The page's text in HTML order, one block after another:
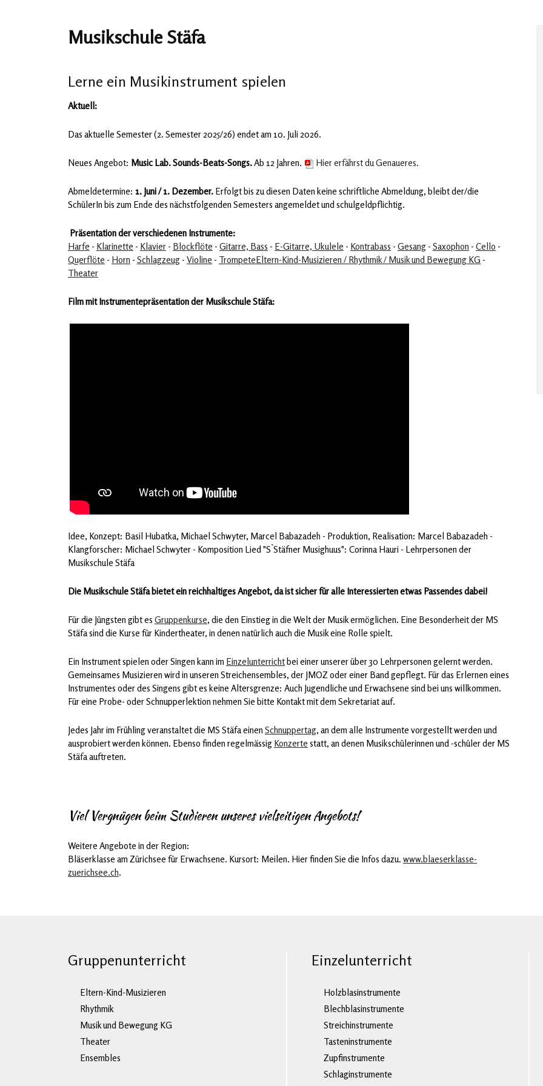
Musikschule Stäfa
Lerne ein Musikinstrument spielen
Aktuell:
Das aktuelle Semester (2. Semester 2025/26) endet am 10. Juli 2026.
Neues Angebot: Music Lab. Sounds-Beats-Songs.Ab 12 Jahren. Hier erfährst du Genaueres.
Abmeldetermine: 1. Juni / 1. Dezember. Erfolgt bis zu diesen Daten keine schriftliche Abmeldung, bleibt der/die
SchülerIn bis zum Ende des nächstfolgenden Semesters angemeldet und schulgeldpflichtig.
Präsentation der verschiedenen Instrumente:
Harfe - Klarinette - Klavier - Blockflöte - Gitarre, Bass - E-Gitarre, Ukulele - Kontrabass - Gesang - Saxophon - Cello -
Querflöte - Horn - Schlagzeug - Violine - TrompeteEltern-Kind-Musizieren / Rhythmik / Musik und Bewegung KG -
Theater
Film mit Instrumentepräsentation der Musikschule Stäfa:
Idee, Konzept: Basil Hubatka, Michael Schwyter, Marcel Babazadeh - Produktion, Realisation: Marcel Babazadeh -
Klangforscher: Michael Schwyter - Komposition Lied "S`Stäfner Musighuus": Corinna Hauri - Lehrpersonen der
Musikschule Stäfa
Die Musikschule Stäfa bietet ein reichhaltiges Angebot, da ist sicher für alle Interessierten etwas Passendes dabei!
Für die Jüngsten gibt es Gruppenkurse, die den Einstieg in die Welt der Musik ermöglichen. Eine Besonderheit der MS
Stäfa sind die Kurse für Kindertheater, in denen natürlich auch die Musik eine Rolle spielt.
Ein Instrument spielen oder Singen kann im Einzelunterricht bei einer unserer über 30 Lehrpersonen gelernt werden.
Gemeinsames Musizieren wird in unseren Streichensembles, der JMOZ oder einer Band gepflegt. Für das Erlernen eines
Instrumentes oder des Singens gibt es keine Altersgrenze: Auch Jugendliche und Erwachsene sind bei uns willkommen.
Für eine Probe- oder Schnupperlektion nehmen Sie bitte Kontakt mit dem Sekretariat auf.
Jedes Jahr im Frühling veranstaltet die MS Stäfa einen Schnuppertag, an dem alle Instrumente vorgestellt werden und
ausprobiert werden können. Ebenso finden regelmässig Konzerte statt, an denen Musikschülerinnen und -schüler der MS
Stäfa auftreten.
Viel Vergnügen beim Studieren unseres vielseitigen Angebots!
Weitere Angebote in der Region:
Bläserklasse am Zürichsee für Erwachsene. Kursort: Meilen. Hier finden Sie die Infos dazu. www.blaeserklasse-
zuerichsee.ch.
Gruppenunterricht
Eltern-Kind-Musizieren
Rhythmik
Musik und Bewegung KG
Theater
Ensembles
Einzelunterricht
Holzblasinstrumente
Blechblasinstrumente
Streichinstrumente
Tasteninstrumente
Zupfinstrumente
Schlaginstrumente